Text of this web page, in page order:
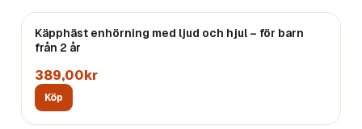
Käpphäst enhörning med ljud och hjul – för barn
från 2 år
389,00kr
Köp